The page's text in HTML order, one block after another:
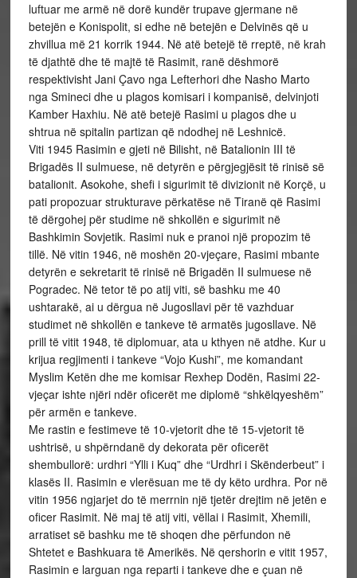
luftuar me armë në dorë kundër trupave gjermane në
betejën e Konispolit, si edhe në betejën e Delvinës që u
zhvillua më 21 korrik 1944. Në atë betejë të rreptë, në krah
të djathtë dhe të majtë të Rasimit, ranë dëshmorë
respektivisht Jani Çavo nga Lefterhori dhe Nasho Marto
nga Smineci dhe u plagos komisari i kompanisë, delvinjoti
Kamber Haxhiu. Në atë betejë Rasimi u plagos dhe u
shtrua në spitalin partizan që ndodhej në Leshnicë.
Viti 1945 Rasimin e gjeti në Bilisht, në Batalionin III të
Brigadës II sulmuese, në detyrën e përgjegjësit të rinisë së
batalionit. Asokohe, shefi i sigurimit të divizionit në Korçë, u
pati propozuar strukturave përkatëse në Tiranë që Rasimi
të dërgohej për studime në shkollën e sigurimit në
Bashkimin Sovjetik. Rasimi nuk e pranoi një propozim të
tillë. Në vitin 1946, në moshën 20-vjeçare, Rasimi mbante
detyrën e sekretarit të rinisë në Brigadën II sulmuese në
Pogradec. Në tetor të po atij viti, së bashku me 40
ushtarakë, ai u dërgua në Jugosllavi për të vazhduar
studimet në shkollën e tankeve të armatës jugosllave. Në
prill të vitit 1948, të diplomuar, ata u kthyen në atdhe. Kur u
krijua regjimenti i tankeve “Vojo Kushi”, me komandant
Myslim Ketën dhe me komisar Rexhep Dodën, Rasimi 22-
vjeçar ishte njëri ndër oficerët me diplomë “shkëlqyeshëm”
për armën e tankeve.
Me rastin e festimeve të 10-vjetorit dhe të 15-vjetorit të
ushtrisë, u shpërndanë dy dekorata për oficerët
shembullorë: urdhri “Ylli i Kuq” dhe “Urdhri i Skënderbeut” i
klasës II. Rasimin e vlerësuan me të dy këto urdhra. Por në
vitin 1956 ngjarjet do të merrnin një tjetër drejtim në jetën e
oficer Rasimit. Në maj të atij viti, vëllai i Rasimit, Xhemili,
arratiset së bashku me të shoqen dhe përfundon në
Shtetet e Bashkuara të Amerikës. Në qershorin e vitit 1957,
Rasimin e larguan nga reparti i tankeve dhe e çuan në